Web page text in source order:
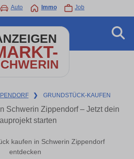
Auto Immo Job
❯ GRUNDSTÜCK-KAUFEN
Schwerin Zippendorf – Jetzt dein
starten
kaufen in Schwerin Zippendorf
entdecken